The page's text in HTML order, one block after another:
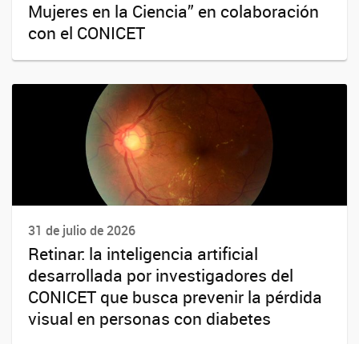
Mujeres en la Ciencia” en colaboración
con el CONICET
31 de julio de 2026
Retinar: la inteligencia artificial
desarrollada por investigadores del
CONICET que busca prevenir la pérdida
visual en personas con diabetes